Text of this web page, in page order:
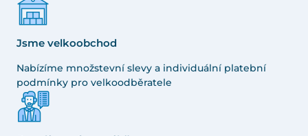
Jsme velkoobchod
Nabízíme množstevní slevy a individuální platební
podmínky pro velkoodběratele